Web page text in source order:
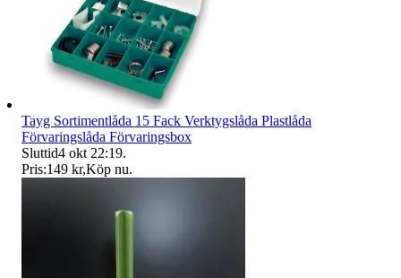
Tayg Sortimentlåda 15 Fack Verktygslåda Plastlåda
Förvaringslåda Förvaringsbox
Sluttid4 okt 22:19.
Pris:149 kr,Köp nu.